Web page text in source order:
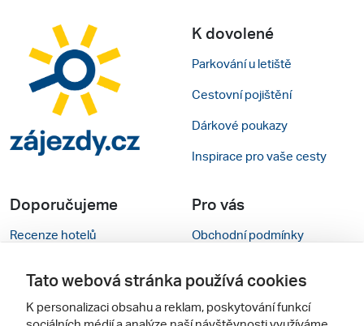
K dovolené
Parkování u letiště
Cestovní pojištění
Dárkové poukazy
Inspirace pro vaše cesty
Doporučujeme
Recenze hotelů
Pro vás
Obchodní podmínky
Tato webová stránka používá cookies
K personalizaci obsahu a reklam, poskytování funkcí